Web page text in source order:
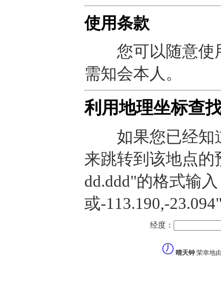
使用条款
您可以随意使
需知会本人。
利用地理坐标查
如果您已经知道
来跳转到该地点的
dd.ddd"的格式输
或-113.190,-
经度：
晴天钟 荣幸地